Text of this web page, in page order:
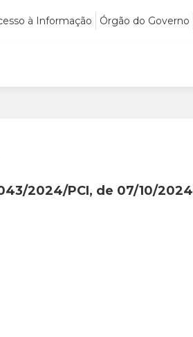
à Informação Órgão do Governo
2024/PCI, de 07/10/2024